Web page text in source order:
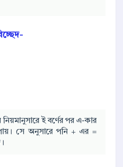
নিয়মানুসারে ই বর্ণের পর এ-কার
সে অনুসারে পনি + এর =